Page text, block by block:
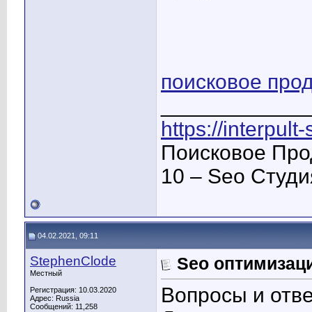
поисковое
https://
Поисковое
10 – Seo
04.02.2021, 09:11
StephenClode
Местный
Регистрация: 10.03.2020
Адрес: Russia
Сообщений: 11,258
Seo
Вопросы и